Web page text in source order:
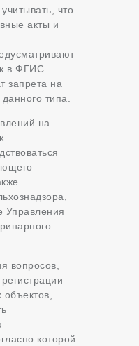
что
акты и
в ФГИС
запрета на
типа.
на
Управления
вопросов,
объектов,
которой